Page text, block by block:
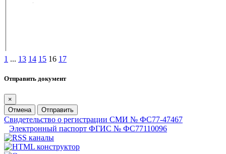
1 ... 13 14 15 16 17
Отправить документ
×
Отмена
Отправить
Свидетельство о регистрации СМИ № ФС77-47467
Электронный паспорт ФГИС № ФС77110096